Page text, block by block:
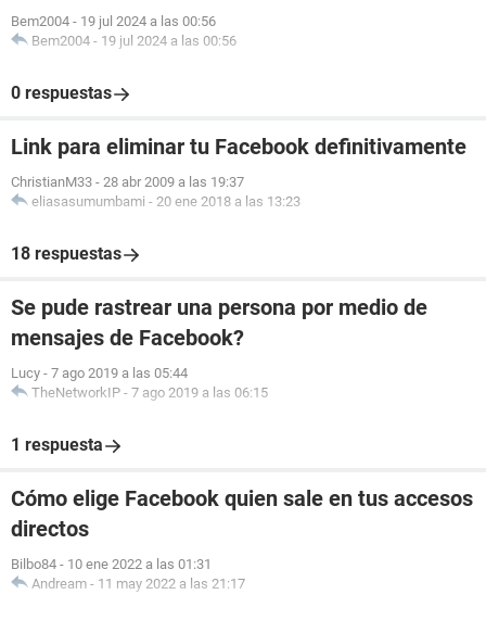
Bem2004 - 19 jul 2024 a las 00:56
Bem2004 - 19 jul 2024 a las 00:56
0 respuestas
Link para eliminar tu Facebook definitivamente
ChristianM33 - 28 abr 2009 a las 19:37
eliasasumumbami - 20 ene 2018 a las 13:23
18 respuestas
Se pude rastrear una persona por medio de
mensajes de Facebook?
Lucy - 7 ago 2019 a las 05:44
TheNetworkIP - 7 ago 2019 a las 06:15
1 respuesta
Cómo elige Facebook quien sale en tus accesos
directos
Bilbo84 - 10 ene 2022 a las 01:31
Andream - 11 may 2022 a las 21:17